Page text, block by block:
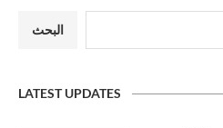
البحث
LATEST UPDATES